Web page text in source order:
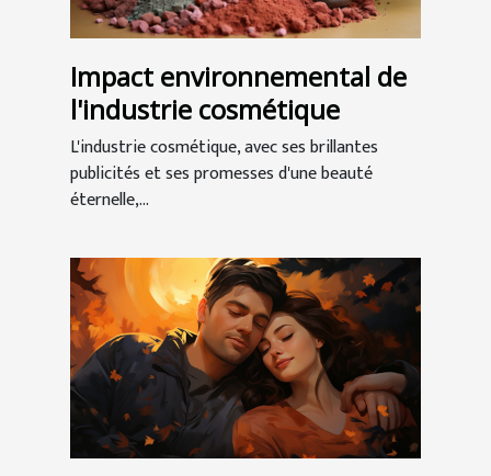
Impact environnemental de
l'industrie cosmétique
L'industrie cosmétique, avec ses brillantes
publicités et ses promesses d'une beauté
éternelle,...